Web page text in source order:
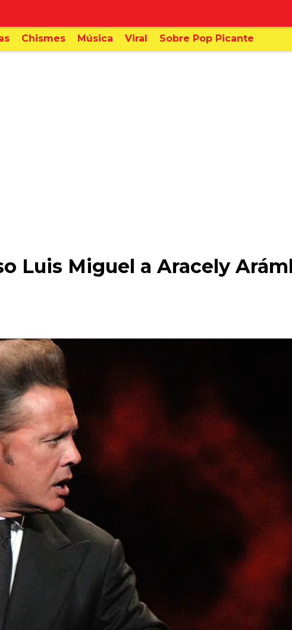
Chismes Música Viral Sobre Pop Picante
Luis Miguel a Aracely